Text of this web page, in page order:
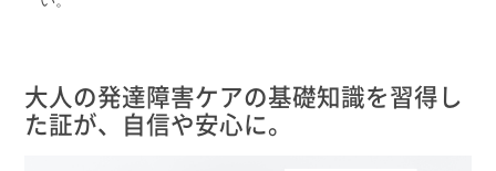
大人の発達障害ケアの基礎知識を習得し
た証が、自信や安心に。